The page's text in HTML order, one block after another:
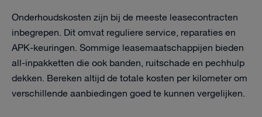
Onderhoudskosten zijn bij de meeste leasecontracten
inbegrepen. Dit omvat reguliere service, reparaties en
APK-keuringen. Sommige leasemaatschappijen bieden
all-inpakketten die ook banden, ruitschade en pechhulp
dekken. Bereken altijd de totale kosten per kilometer om
verschillende aanbiedingen goed te kunnen vergelijken.